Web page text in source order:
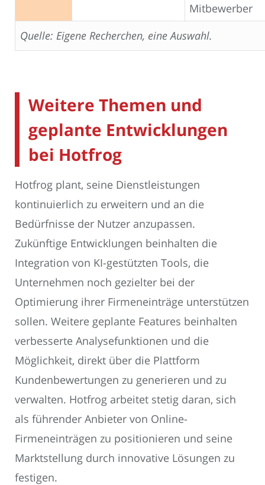
Mitbewerber
Quelle: Eigene Recherchen, eine Auswahl.
Weitere Themen und
geplante Entwicklungen
bei Hotfrog
Hotfrog plant, seine Dienstleistungen
kontinuierlich zu erweitern und an die
Bedürfnisse der Nutzer anzupassen.
Zukünftige Entwicklungen beinhalten die
Integration von KI-gestützten Tools, die
Unternehmen noch gezielter bei der
Optimierung ihrer Firmeneinträge unterstützen
sollen. Weitere geplante Features beinhalten
verbesserte Analysefunktionen und die
Möglichkeit, direkt über die Plattform
Kundenbewertungen zu generieren und zu
verwalten. Hotfrog arbeitet stetig daran, sich
als führender Anbieter von Online-
Firmeneinträgen zu positionieren und seine
Marktstellung durch innovative Lösungen zu
festigen.